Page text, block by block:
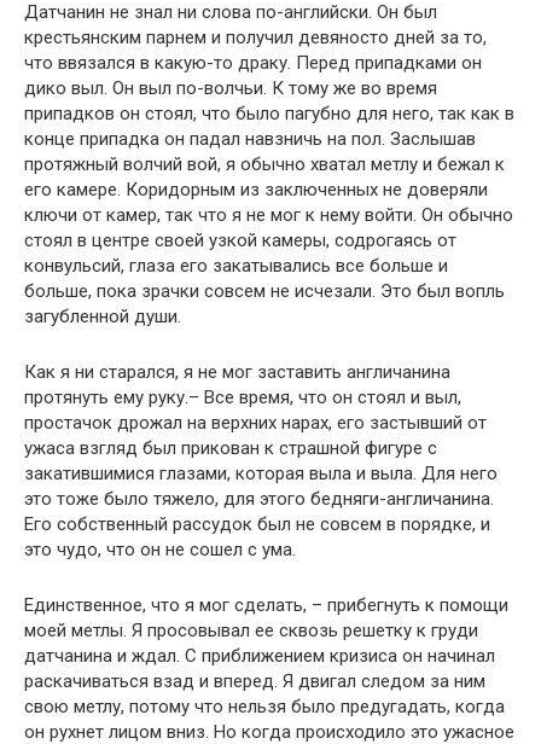
Датчанин не знал ни слова по-английски. Он был
крестьянским парнем и получил девяносто дней за то,
что ввязался в какую-то драку. Перед припадками он
дико выл. Он выл по-волчьи. К тому же во время
припадков он стоял, что было пагубно для него, так как в
конце припадка он падал навзничь на пол. Заслышав
протяжный волчий вой, я обычно хватал метлу и бежал к
его камере. Коридорным из заключенных не доверяли
ключи от камер, так что я не мог к нему войти. Он обычно
стоял в центре своей узкой камеры, содрогаясь от
конвульсий, глаза его закатывались все больше и
больше, пока зрачки совсем не исчезали. Это был вопль
загубленной души.
Как я ни старался, я не мог заставить англичанина
протянуть ему руку.– Все время, что он стоял и выл,
простачок дрожал на верхних нарах, его застывший от
ужаса взгляд был прикован к страшной фигуре с
закатившимися глазами, которая выла и выла. Для него
это тоже было тяжело, для этого бедняги-англичанина.
Его собственный рассудок был не совсем в порядке, и
это чудо, что он не сошел с ума.
Единственное, что я мог сделать, – прибегнуть к помощи
моей метлы. Я просовывал ее сквозь решетку к груди
датчанина и ждал. С приближением кризиса он начинал
раскачиваться взад и вперед. Я двигал следом за ним
свою метлу, потому что нельзя было предугадать, когда
он рухнет лицом вниз. Но когда происходило это ужасное